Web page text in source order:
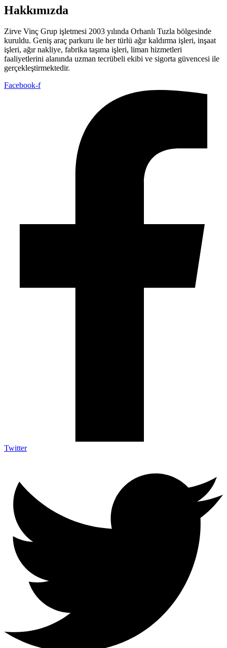
Hakkımızda
Zirve Vinç Grup işletmesi 2003 yılında Orhanlı Tuzla bölgesinde
kuruldu. Geniş araç parkuru ile her türlü ağır kaldırma işleri, inşaat
işleri, ağır nakliye, fabrika taşıma işleri, liman hizmetleri
faaliyetlerini alanında uzman tecrübeli ekibi ve sigorta güvencesi ile
gerçekleştirmektedir.
Facebook-f
Twitter